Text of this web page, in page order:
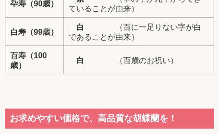
卆寿（90歳）
ていることが由来）
白寿（99歳）
白
（百に一足りない字が白
であることが由来）
百寿（100
歳）
白 （百歳のお祝い）
お求めやすい価格で、高品質な胡蝶蘭を！